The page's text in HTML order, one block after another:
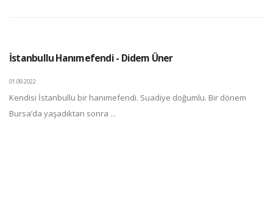
İstanbullu Hanımefendi - Didem Üner
01.09.2022
Kendisi İstanbullu bir hanımefendi. Suadiye doğumlu. Bir dönem
Bursa’da yaşadıktan sonra ...